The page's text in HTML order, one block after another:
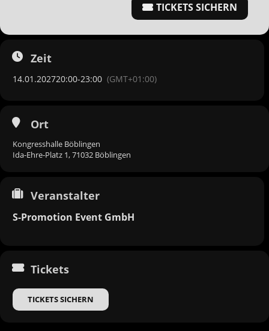
TICKETS SICHERN
Zeit
14.01.202720:00-23:00 (GMT+01:00)
Ort
Kongresshalle Böblingen
Ida-Ehre-Platz 1, 71032 Böblingen
Veranstalter
S-Promotion Event GmbH
Tickets
TICKETS SICHERN